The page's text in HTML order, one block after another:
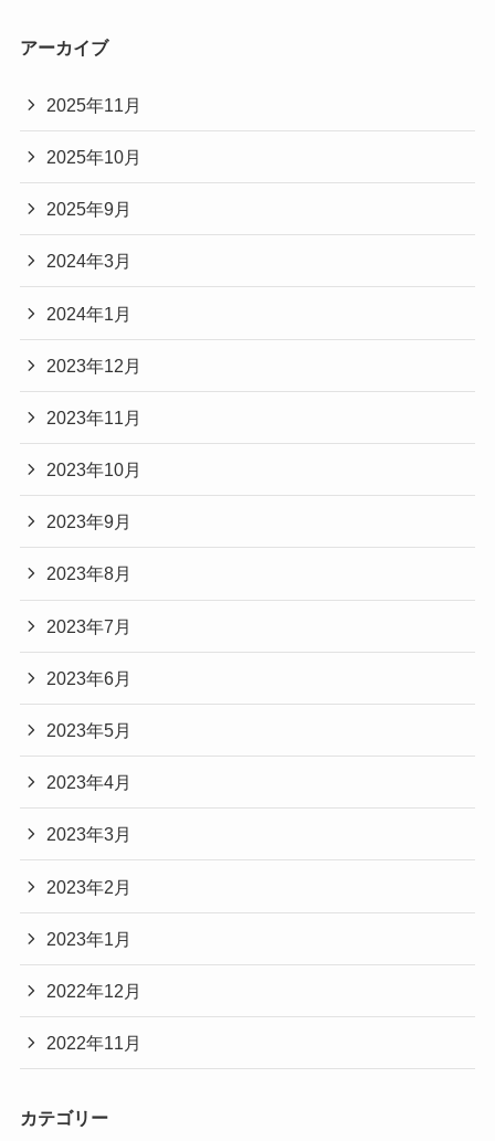
アーカイブ
2025年11月
2025年10月
2025年9月
2024年3月
2024年1月
2023年12月
2023年11月
2023年10月
2023年9月
2023年8月
2023年7月
2023年6月
2023年5月
2023年4月
2023年3月
2023年2月
2023年1月
2022年12月
2022年11月
カテゴリー